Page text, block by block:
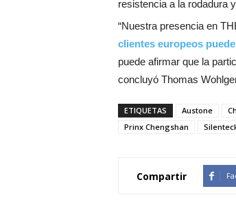
resistencia a la rodadura
“Nuestra presencia en
clientes europeos
puede afirmar que la
concluyó Thomas
ETIQUETAS Austone
Prinx Chengshan
Compartir